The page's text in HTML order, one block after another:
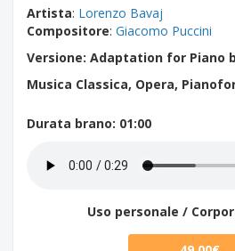
Artista: Lorenzo Bavaj
Compositore: Giacomo Puccini
Versione: Adaptation for Piano
Musica Classica, Opera,
Durata brano: 01:00
Uso personale /